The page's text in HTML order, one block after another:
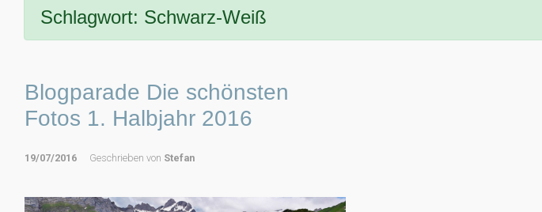
Schlagwort: Schwarz-Weiß
Blogparade Die schönsten
Fotos 1. Halbjahr 2016
19/07/2016 Geschrieben von Stefan